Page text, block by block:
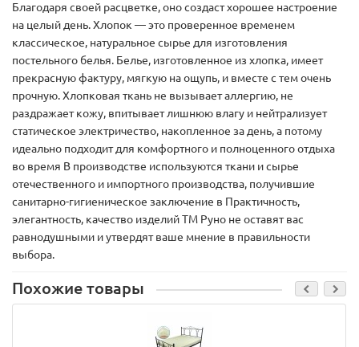
Благодаря своей расцветке, оно создаст хорошее настроение
на целый день. Хлопок — это проверенное временем
классическое, натуральное сырье для изготовления
постельного белья. Белье, изготовленное из хлопка, имеет
прекрасную фактуру, мягкую на ощупь, и вместе с тем очень
прочную. Хлопковая ткань не вызывает аллергию, не
раздражает кожу, впитывает лишнюю влагу и нейтрализует
статическое электричество, накопленное за день, а потому
идеально подходит для комфортного и полноценного отдыха
во время В производстве используются ткани и сырье
отечественного и импортного производства, получившие
санитарно-гигиеническое заключение в Практичность,
элегантность, качество изделий ТМ Руно не оставят вас
равнодушными и утвердят ваше мнение в правильности
выбора.
Похожие товары